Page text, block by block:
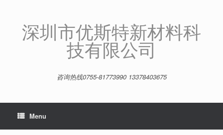
深圳市优斯特新材料科
技有限公司
咨询热线0755-81773990 13378403675
Menu